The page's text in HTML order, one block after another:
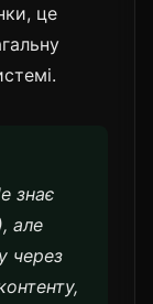
це
знає
але
через